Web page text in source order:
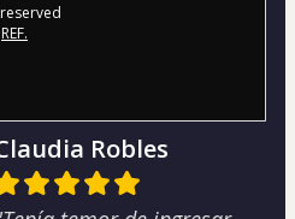
REF.
Robles